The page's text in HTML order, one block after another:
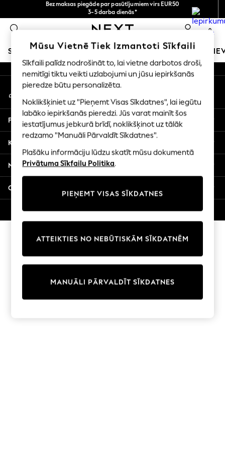
Bezmaksas piegāde par pasūtījumiem virs EUR50
3-5 darba dienās*
Tagad jūs varat
iepirkties latviešu valodā!
norēķināšanās ar Maksājums caur banku
0
SKOLAS APĢĒRBS MEITENES ZĒNI MAZULIS
SCHOOLWEAR
All Boys Schoolwear
Shoes
Trousers
Shorts
Shirts
Polo Shirts
Sweatshirts & Jumpers
Multipacks
All Boys Sport & Swimwear
Swimwear
Tops
Joggers
An error occurred on client
Mūsu sociālie tīkli
Mans konts
Pierakstieties savā kontā
Palīdzība
Konfidencialitāte un juridiskā informācija
Nodaļas
Citi pakalpojumi
© 2026 Next Germany GmbH. Visas tiesības aizsargātas.
Mūsu Vietnē Tiek Izmantoti Sīkfaili
Sīkfaili palīdz nodrošināt to, lai vietne darbotos droši,
nemitīgi tiktu veikti uzlabojumi un jūsu iepirkšanās
pieredze būtu personalizēta.
Noklikšķiniet uz "Pieņemt Visas Sīkdatnes", lai iegūtu
labāko iepirkšanās pieredzi. Jūs varat mainīt šos
iestatījumus jebkurā brīdī, noklikšķinot uz tālāk
redzamo "Manuāli Pārvaldīt Sīkdatnes".
Plašāku informāciju lūdzu skatīt mūsu dokumentā
Privātuma Sīkfailu Politika.
PIEŅEMT VISAS SĪKDATNES
MANUĀLI PĀRVALDĪT SĪKDATNES
ATTEIKTIES NO NEBŪTISKĀM SĪKDATNĒM